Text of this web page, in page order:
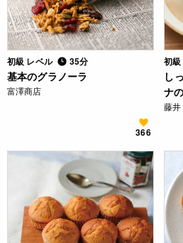
初級 レベル 35分
基本のグラノーラ
富澤商店
366
初
し
ナ
藤井